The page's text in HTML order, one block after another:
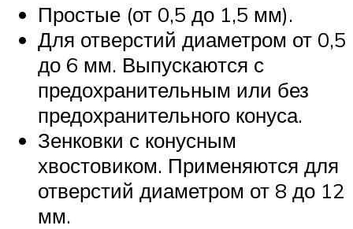
Простые (от 0,5 до 1,5 мм).
Для отверстий диаметром от 0,5
до 6 мм. Выпускаются с
предохранительным или без
предохранительного конуса.
Зенковки с конусным
хвостовиком. Применяются для
отверстий диаметром от 8 до 12
мм.